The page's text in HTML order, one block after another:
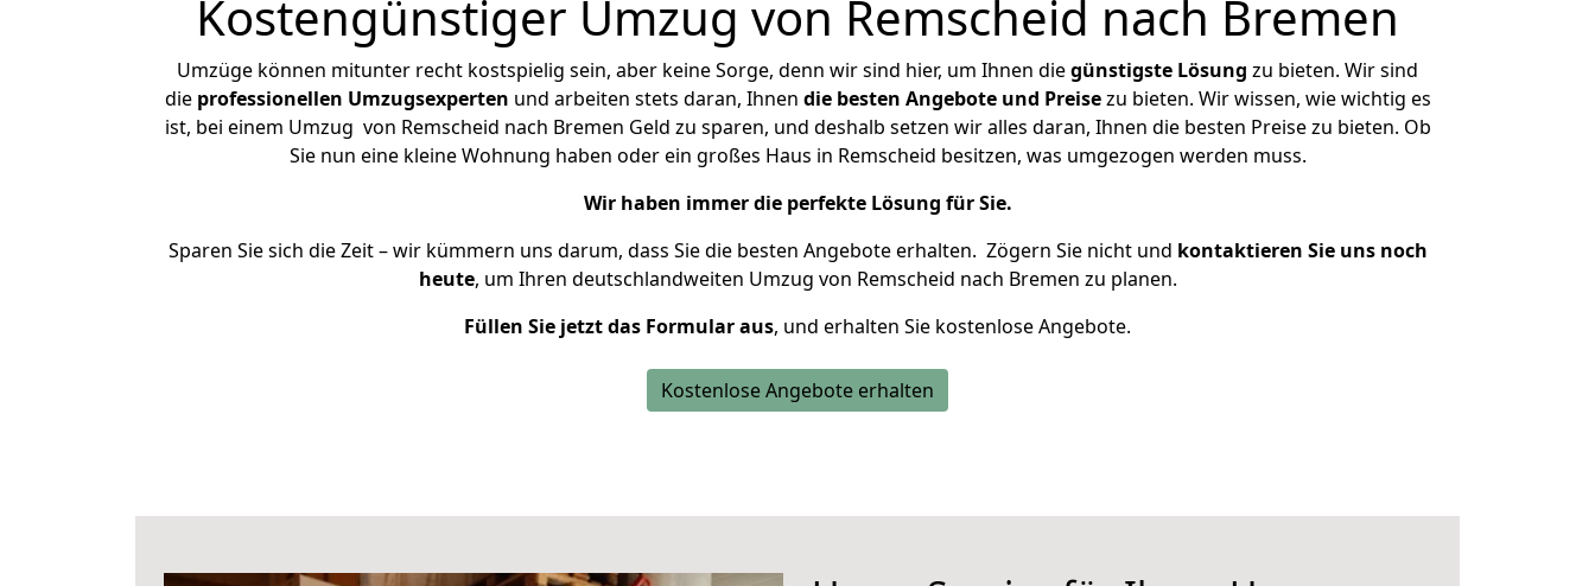
Kostengünstiger Umzug von Remscheid nach Bremen
Umzüge können mitunter recht kostspielig sein, aber keine Sorge, denn wir sind hier, um Ihnen diegünstigste Lösung zu bieten. Wir sind
die professionellen Umzugsexperten und arbeiten stets daran, Ihnen die besten Angebote und Preisezu bieten. Wir wissen, wie wichtig es
ist, bei einem Umzug von Remscheid nach Bremen Geld zu sparen, und deshalb setzen wir alles daran, Ihnen die besten Preise zu bieten. Ob
Sie nun eine kleine Wohnung haben oder ein großes Haus in Remscheid besitzen, was umgezogen werden muss.
Wir haben immer die perfekte Lösung für Sie.
Sparen Sie sich die Zeit – wir kümmern uns darum, dass Sie die besten Angebote erhalten. Zögern Sie nicht und kontaktieren Sie uns noch
heute, um Ihren deutschlandweiten Umzug von Remscheid nach Bremen zu planen.
Füllen Sie jetzt das Formular aus, und erhalten Sie kostenlose Angebote.
Kostenlose Angebote erhalten